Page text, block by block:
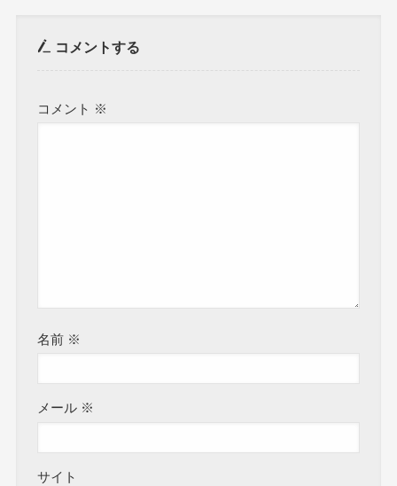
コメントする
コメント ※
名前 ※
メール ※
サイト